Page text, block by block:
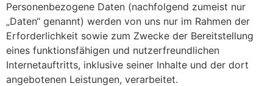
Personenbezogene Daten (nachfolgend zumeist nur
„Daten“ genannt) werden von uns nur im Rahmen der
Erforderlichkeit sowie zum Zwecke der Bereitstellung
eines funktionsfähigen und nutzerfreundlichen
Internetauftritts, inklusive seiner Inhalte und der dort
angebotenen Leistungen, verarbeitet.